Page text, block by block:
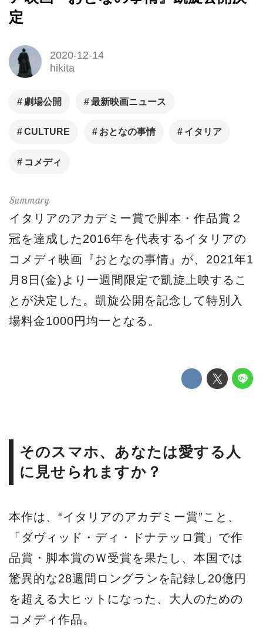
定
2020-12-14
hikita
劇場公開 最新映画ニュース
CULTURE おとなの事情 イタリア
コメディ
イタリアのアカデミー賞で脚本・作品賞２
冠を達成した2016年を代表するイタリアの
コメディ映画『おとなの事情』が、2021年1
月8日(金)より一週間限定で凱旋上映するこ
とが決定した。凱旋公開を記念して特別入
場料金1000円均一となる。
そのスマホ、あなたは愛する人
に見せられますか？
本作は、“イタリアのアカデミー賞”こと、
「ダヴィッド・ディ・ドナテッロ賞」で作
品賞・脚本賞のＷ受賞を果たし、本国では
驚異的な28週間ロングランを記録し20億円
を超える大ヒットになった、大人のための
コメディ作品。